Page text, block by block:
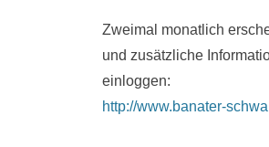
Zweimal monatlich
und zusätzliche
einloggen:
http://www.banater-